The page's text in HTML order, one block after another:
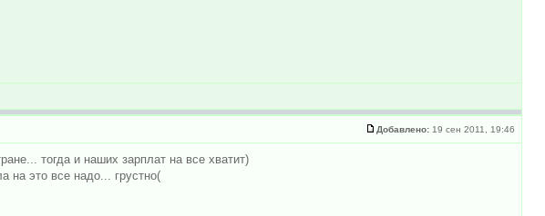
Добавлено: 19 сен 2011, 19:46
тогда и наших зарплат на все хватит)
на это все надо... грустно(